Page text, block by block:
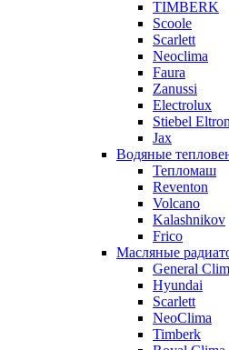
TIMBERK
Scoole
Scarlett
Neoclima
Faura
Zanussi
Electrolux
Stiebel Eltron
Jax
Водяные
Тепломаш
Reventon
Volcano
Kalashnikov
Frico
Масляные
General
Hyundai
Scarlett
NeoClima
Timberk